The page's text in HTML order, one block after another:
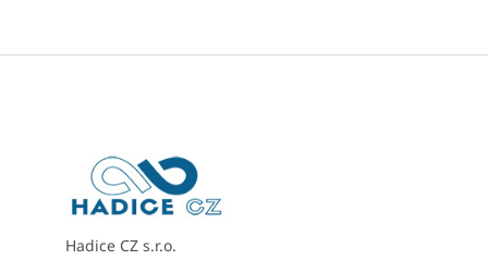
Z
Hadice CZ s.r.o.